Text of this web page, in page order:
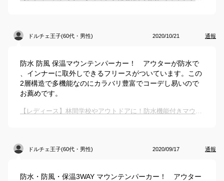
ドルチェ王子(60代・男性) 2020/10/21 通報
防水 防風 保温マウンテンパーカー！ アウターが防水で
、インナーに取外しできるフリースがついています。この
2層構造で多機能なのにカラバリ豊富でコーデし易いので
お薦めです。
【レディース】林間学校やアウトドアに！防水機能付きマウンテンパーカーのおすすめは？
ドルチェ王子(60代・男性) 2020/09/17 通報
防水・防風・保温3WAY マウンテンパーカー！ アウター